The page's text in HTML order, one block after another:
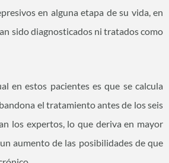
en alguna etapa de su vida, en
sido diagnosticados ni tratados como
en estos pacientes es que se calcula
el tratamiento antes de los seis
los expertos, lo que deriva en mayor
aumento de las posibilidades de que